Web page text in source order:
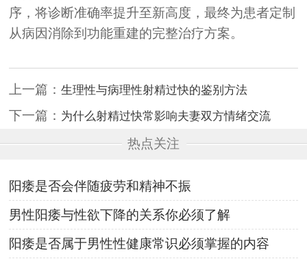
序，将诊断准确率提升至新高度，最终为患者定制
从病因消除到功能重建的完整治疗方案。
上一篇：生理性与病理性射精过快的鉴别方法
下一篇： 为什么射精过快常影响夫妻双方情绪交流
热点关注
阳痿是否会伴随疲劳和精神不振
男性阳痿与性欲下降的关系你必须了解
阳痿是否属于男性性健康常识必须掌握的内容